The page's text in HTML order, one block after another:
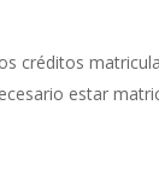
créditos
estar